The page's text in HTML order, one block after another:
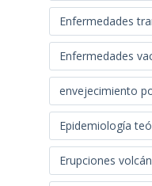
Enfermedades
Enfermedades
envejecimiento
Epidemiología
Erupciones